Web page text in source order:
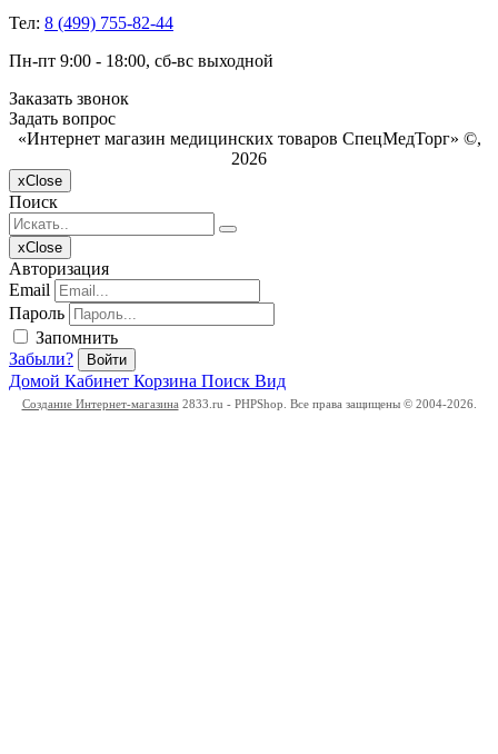
Тел: 8 (499) 755-82-44
Пн-пт 9:00 - 18:00, сб-вс выходной
Заказать звонок
Задать вопрос
«Интернет магазин медицинских товаров СпецМедТорг» ©,
2026
xClose
Поиск
xClose
Авторизация
Email
Пароль
Запомнить
Забыли?
Войти
Домой Кабинет Корзина Поиск Вид
Создание Интернет-магазина 2833.ru - PHPShop. Все права защищены © 2004-2026.